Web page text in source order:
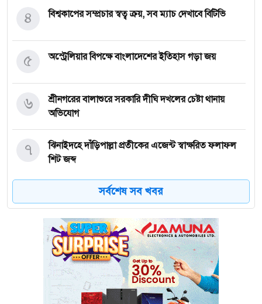
বিশ্বকাপের সম্প্রচার স্বত্ব ক্রয়, সব ম্যাচ দেখাবে বিটিভি
৪
অস্ট্রেলিয়ার বিপক্ষে বাংলাদেশের ইতিহাস গড়া জয়
৫
শ্রীনগরের বালাশুরে সরকারি দীঘি দখলের চেষ্টা থানায়
অভিযোগ
৬
ঝিনাইদহে দাঁড়িপাল্লা প্রতীকের এজেন্ট স্বাক্ষরিত ফলাফল
শিট জব্দ
৭
ত্রয়োদশ জাতীয় নির্বাচন, শান্তিপূর্ণ ও নিরপেক্ষ হোক
ইশরাকের আসনে ভোটকেন্দ্রে ঢুকে প্রিজাইডিং অফিসারের
ওপর হামলা বিএনপি নেতাকর্মীদের
অবরুদ্ধ জামায়াত নেতাকে উদ্ধার করলেন এনসিপি নেত্রী ডা.
মিতু
সর্বশেষ সব খবর